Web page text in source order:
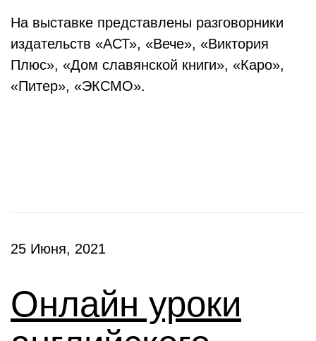
На выставке представлены разговорники
издательств «АСТ», «Вече», «Виктория
Плюс», «Дом славянской книги», «Каро»,
«Питер», «ЭКСМО».
25 Июня, 2021
Онлайн уроки